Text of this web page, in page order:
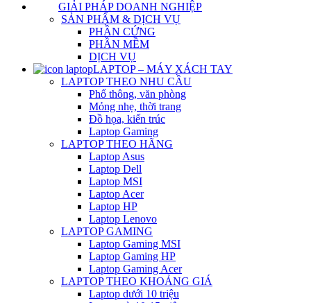
GIẢI PHÁP DOANH NGHIỆP
SẢN PHẨM & DỊCH VỤ
PHẦN CỨNG
PHẦN MỀM
DỊCH VỤ
LAPTOP – MÁY XÁCH TAY
LAPTOP THEO NHU CẦU
Phổ thông, văn phòng
Mỏng nhẹ, thời trang
Đồ họa, kiến trúc
Laptop Gaming
LAPTOP THEO HÃNG
Laptop Asus
Laptop Dell
Laptop MSI
Laptop Acer
Laptop HP
Laptop Lenovo
LAPTOP GAMING
Laptop Gaming MSI
Laptop Gaming HP
Laptop Gaming Acer
LAPTOP THEO KHOẢNG GIÁ
Laptop dưới 10 triệu